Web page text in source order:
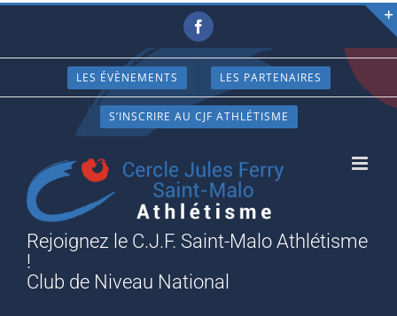
Passer
contenu
Facebook
LES ÉVÈNEMENTS LES PARTENAIRES
S’INSCRIRE AU CJF ATHLÉTISME
Rejoignez le C.J.F. Saint-Malo Athlétisme
!
Club de Niveau National